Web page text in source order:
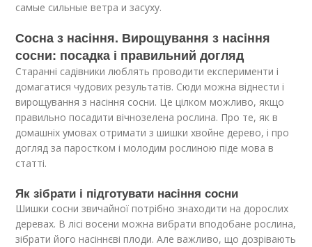
самые сильные ветра и засуху.
Сосна з насіння. Вирощування з насіння
сосни: посадка і правильний догляд
Старанні садівники люблять проводити експерименти і
домагатися чудових результатів. Сюди можна віднести і
вирощування з насіння сосни. Це цілком можливо, якщо
правильно посадити вічнозелена рослина. Про те, як в
домашніх умовах отримати з шишки хвойне дерево, і про
догляд за паростком і молодим рослиною піде мова в
статті.
Як зібрати і підготувати насіння сосни
Шишки сосни звичайної потрібно знаходити на дорослих
деревах. В лісі восени можна вибрати вподобане рослина,
зібрати його насіннєві плоди. Але важливо, що дозрівають